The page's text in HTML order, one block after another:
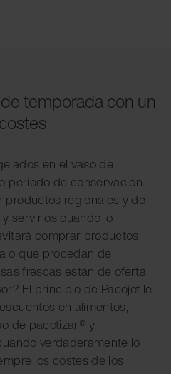
temporada con un
en el vaso de
período de conservación.
productos regionales y de
servirlos cuando lo
comprar productos
o que procedan de
frescas están de oferta
El principio de Pacojet le
en alimentos,
de pacotizar® y
verdaderamente lo
los costes de los